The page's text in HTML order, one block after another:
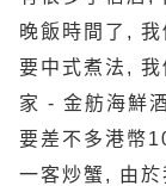
晚飯時間了,
要中式煮法,
家 - 金舫海鮮
要差不多港幣
一客炒蟹, 由